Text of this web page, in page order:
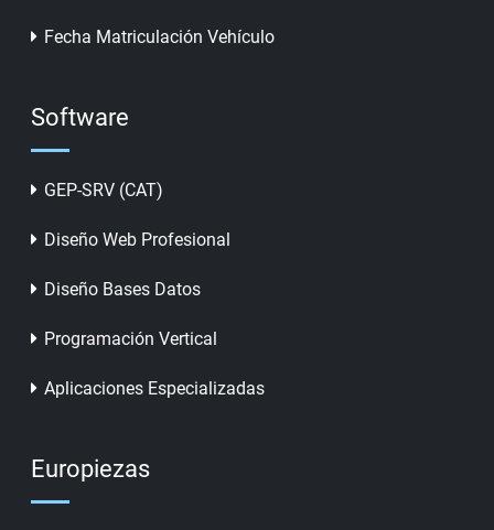
Fecha Matriculación Vehículo
Software
GEP-SRV (CAT)
Diseño Web Profesional
Diseño Bases Datos
Programación Vertical
Aplicaciones Especializadas
Europiezas